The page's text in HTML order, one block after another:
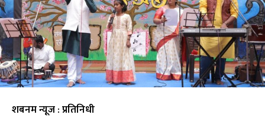
शबनम न्यूज : प्रतिनिधी